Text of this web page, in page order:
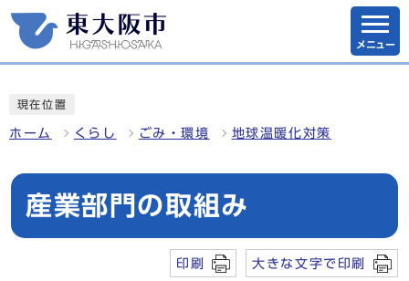
メニュー
現在位置
ホーム くらし ごみ・環境 地球温暖化対策
産業部門の取組み
印刷 大きな文字で印刷